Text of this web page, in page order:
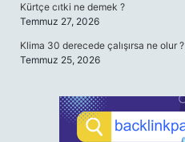
Kürtçe cıtki ne demek ?
Temmuz 27, 2026
Klima 30 derecede çalışırsa ne olur ?
Temmuz 25, 2026